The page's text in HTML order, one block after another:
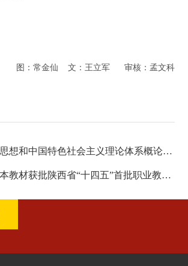
图：常金仙 文：王立军 审核：孟文科
中国特色社会主义理论体系概论教研部召开新学期第二次集体备课会
材获批陕西省“十四五”首批职业教育规划教材立项